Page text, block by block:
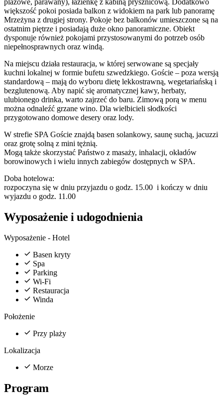
plażowe, parawany), łazienkę z kabiną prysznicową. Dodatkowo
większość pokoi posiada balkon z widokiem na park lub panoramę
Mrzeżyna z drugiej strony. Pokoje bez balkonów umieszczone są na
ostatnim piętrze i posiadają duże okno panoramiczne. Obiekt
dysponuje również pokojami przystosowanymi do potrzeb osób
niepełnosprawnych oraz windą.
Na miejscu działa restauracja, w której serwowane są specjały
kuchni lokalnej w formie bufetu szwedzkiego. Goście – poza wersją
standardową – mają do wyboru dietę lekkostrawną, wegetariańską i
bezglutenową. Aby napić się aromatycznej kawy, herbaty,
ulubionego drinka, warto zajrzeć do baru. Zimową porą w menu
można odnaleźć grzane wino. Dla wielbicieli słodkości
przygotowano domowe desery oraz lody.
W strefie SPA Goście znajdą basen solankowy, saunę suchą, jacuzzi
oraz grotę solną z mini tężnią.
Mogą także skorzystać Państwo z masaży, inhalacji, okładów
borowinowych i wielu innych zabiegów dostępnych w SPA.
Doba hotelowa:
rozpoczyna się w dniu przyjazdu o godz. 15.00 i kończy w dniu
wyjazdu o godz. 11.00
Wyposażenie i udogodnienia
Wyposażenie - Hotel
Basen kryty
Spa
Parking
Wi-Fi
Restauracja
Winda
Położenie
Przy plaży
Lokalizacja
Morze
Program